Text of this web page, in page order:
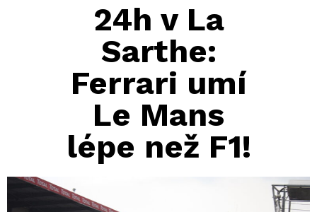
24h v La
Sarthe:
Ferrari umí
Le Mans
lépe než F1!